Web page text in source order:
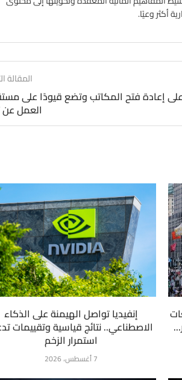
أكثر وعيًا.
المقالة
إعادة فتح المكاتب وتضع قيودًا على
العمل عن
إنفيديا تواصل الهيمنة على الذكاء
الاصطناعي.. نتائج قياسية وتقييمات
استمرار الزخم
7 أغسطس، 2026